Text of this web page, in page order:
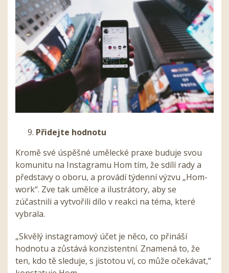
Přidejte hodnotu
Kromě své úspěšné umělecké praxe buduje svou
komunitu na Instagramu Hom tím, že sdílí rady a
představy o oboru, a provádí týdenní výzvu „Hom-
work“. Zve tak umělce a ilustrátory, aby se
zúčastnili a vytvořili dílo v reakci na téma, které
vybrala.
„Skvělý instagramový účet je něco, co přináší
hodnotu a zůstává konzistentní. Znamená to, že
ten, kdo tě sleduje, s jistotou ví, co může očekávat,“